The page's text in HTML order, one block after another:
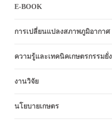
E-BOOK
การเปลี่ยนแปลงสภาพภูมิอากาศ
ความรู้และเทคนิคเกษตรกรรมยั่
งานวิจัย
นโยบายเกษตร